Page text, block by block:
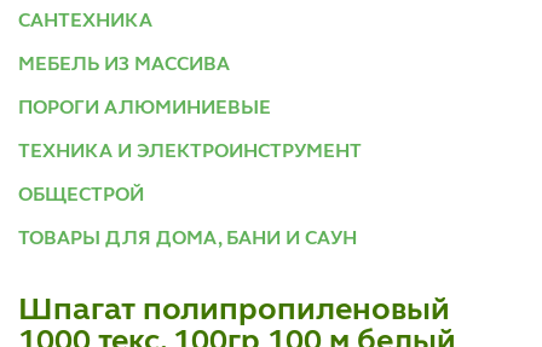
САНТЕХНИКА
МЕБЕЛЬ ИЗ МАССИВА
ПОРОГИ АЛЮМИНИЕВЫЕ
ТЕХНИКА И ЭЛЕКТРОИНСТРУМЕНТ
ОБЩЕСТРОЙ
ТОВАРЫ ДЛЯ ДОМА, БАНИ И САУН
Шпагат полипропиленовый